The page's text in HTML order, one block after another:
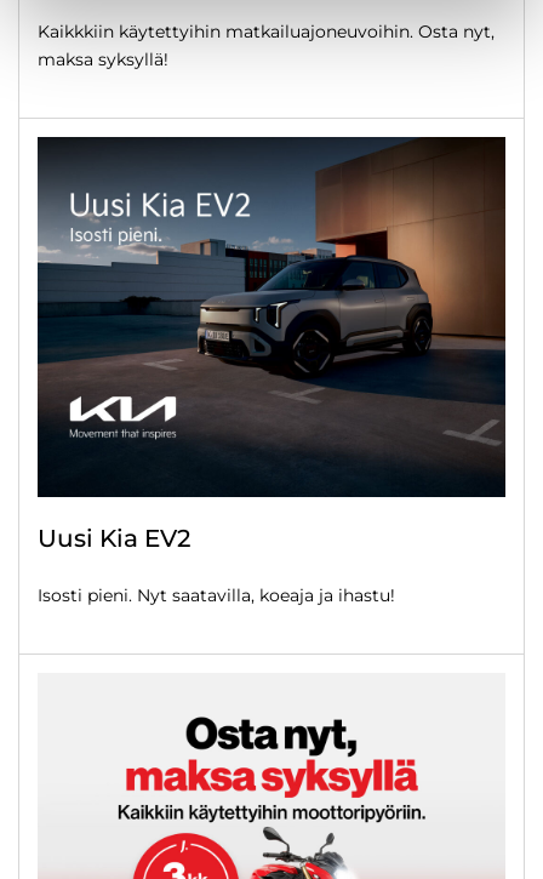
Kaikkkiin käytettyihin matkailuajoneuvoihin. Osta nyt,
maksa syksyllä!
Uusi Kia EV2
Isosti pieni. Nyt saatavilla, koeaja ja ihastu!